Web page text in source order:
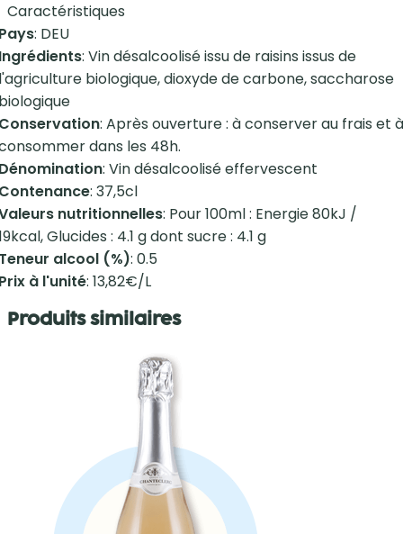
Caractéristiques
: DEU
: Vin désalcoolisé issu de raisins issus de
biologique, dioxyde de carbone, saccharose
: Après ouverture : à conserver au frais et à
dans les 48h.
: Vin désalcoolisé effervescent
: 37,5cl
nutritionnelles: Pour 100ml : Energie 80kJ /
Glucides : 4.1 g dont sucre : 4.1 g
alcool (%): 0.5
à l'unité: 13,82€/L
Produits similaires